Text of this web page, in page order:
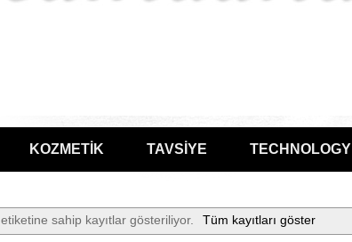
KOZMETİK TAVSİYE TECHNOLOGY
etiketine sahip kayıtlar gösteriliyor. Tüm kayıtları göster